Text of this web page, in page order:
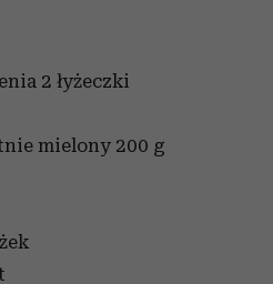
2 łyżeczki
mielony 200 g